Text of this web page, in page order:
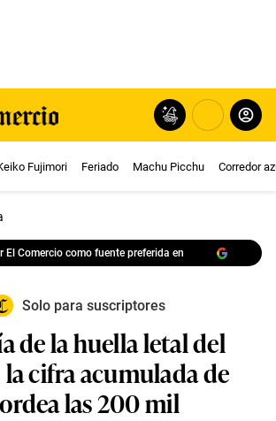
Fujimori Feriado Machu Picchu Corredor
El Comercio como fuente preferida en
Solo para suscriptores
de la huella letal del
la cifra acumulada de
las 200 mil